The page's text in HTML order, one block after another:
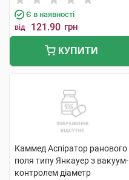
Є в наявності
від 121.90 грн
КУПИТИ
Каммед Аспіратор ранового
поля типу Янкауер з вакуум-
контролем діаметр